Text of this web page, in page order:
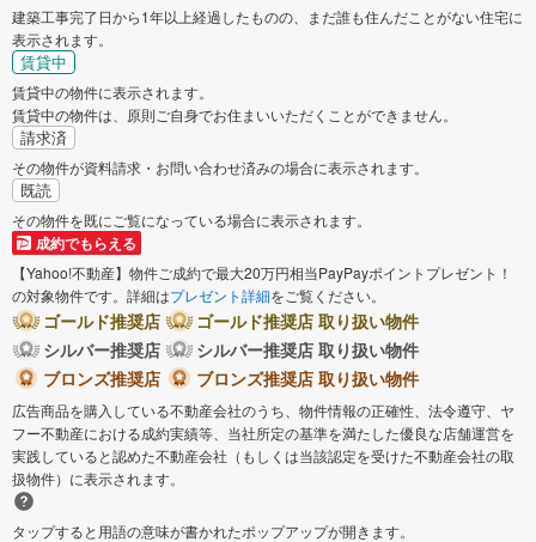
建築工事完了日から1年以上経過したものの、まだ誰も住んだことがない住宅に
表示されます。
賃貸中
賃貸中の物件に表示されます。
賃貸中の物件は、原則ご自身でお住まいいただくことができません。
請求済
その物件が資料請求・お問い合わせ済みの場合に表示されます。
既読
その物件を既にご覧になっている場合に表示されます。
成約でもらえる
【Yahoo!不動産】物件ご成約で最大20万円相当PayPayポイントプレゼント！
の対象物件です。詳細はプレゼント詳細をご覧ください。
ゴールド推奨店
ゴールド推奨店 取り扱い物件
シルバー推奨店
シルバー推奨店 取り扱い物件
ブロンズ推奨店
ブロンズ推奨店 取り扱い物件
広告商品を購入している不動産会社のうち、物件情報の正確性、法令遵守、ヤ
フー不動産における成約実績等、当社所定の基準を満たした優良な店舗運営を
実践していると認めた不動産会社（もしくは当該認定を受けた不動産会社の取
扱物件）に表示されます。
タップすると用語の意味が書かれたポップアップが開きます。